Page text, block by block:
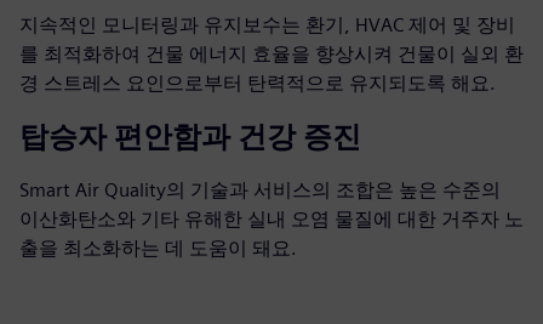
지속적인 모니터링과 유지보수는 환기, HVAC 제어 및 장비
를 최적화하여 건물 에너지 효율을 향상시켜 건물이 실외 환
경 스트레스 요인으로부터 탄력적으로 유지되도록 해요.
탑승자 편안함과 건강 증진
Smart Air Quality의 기술과 서비스의 조합은 높은 수준의
이산화탄소와 기타 유해한 실내 오염 물질에 대한 거주자 노
출을 최소화하는 데 도움이 돼요.